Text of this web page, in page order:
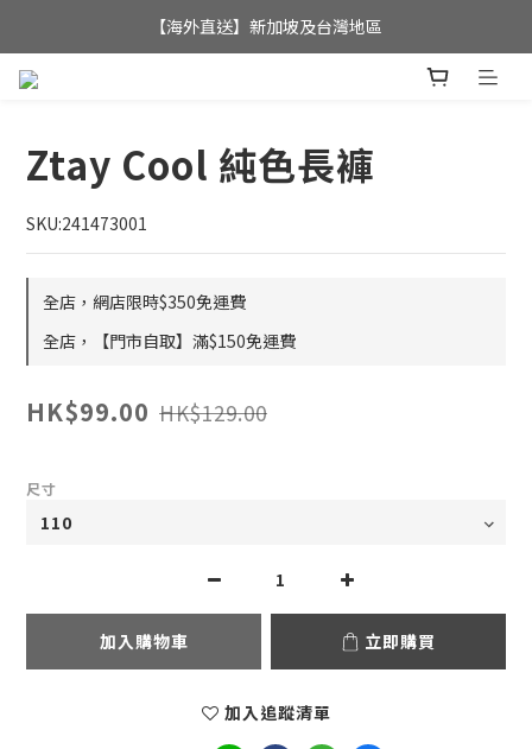
全店滿$350，即可享港澳地區免運費;
【海外直送】新加坡及台灣地區
Ztay Cool 純色長褲
SKU:241473001
全店，網店限時$350免運費
全店，【門市自取】滿$150免運費
HK$99.00 HK$129.00
尺寸
加入購物車 立即購買
加入追蹤清單